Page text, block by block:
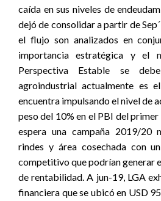
caída en sus niveles de
dejó de consolidar a partir de
el flujo son analizados en
importancia estratégica y el
Perspectiva Estable se
agroindustrial actualmente es
encuentra impulsando el nivel de
peso del 10% en el PBI del
espera una campaña 2019/20
rindes y área cosechada con
competitivo que podrían generar
de rentabilidad. A jun-19, LGA
financiera que se ubicó en USD